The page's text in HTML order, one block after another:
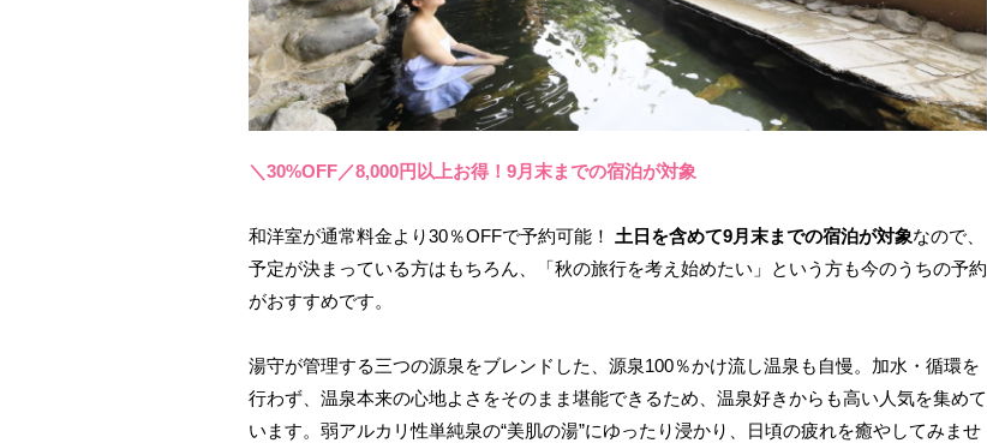
＼30%OFF／8,000円以上お得！9月末までの宿泊が対象
和洋室が通常料金より30％OFFで予約可能！ 土日を含めて9月末までの宿泊が対象なので、
予定が決まっている方はもちろん、「秋の旅行を考え始めたい」という方も今のうちの予約
がおすすめです。
湯守が管理する三つの源泉をブレンドした、源泉100％かけ流し温泉も自慢。加水・循環を
行わず、温泉本来の心地よさをそのまま堪能できるため、温泉好きからも高い人気を集めて
います。弱アルカリ性単純泉の“美肌の湯”にゆったり浸かり、日頃の疲れを癒やしてみませ